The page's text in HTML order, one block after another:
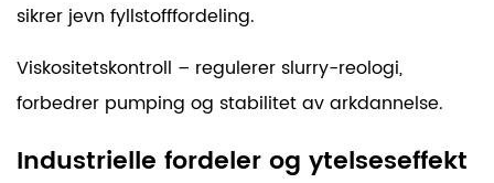
sikrer jevn fyllstofffordeling.
Viskositetskontroll – regulerer slurry-reologi,
forbedrer pumping og stabilitet av arkdannelse.
Industrielle fordeler og ytelseseffekt